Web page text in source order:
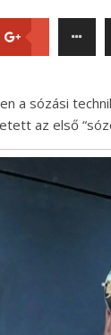
a sózási
az első